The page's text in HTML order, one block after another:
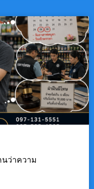
นว่าความ